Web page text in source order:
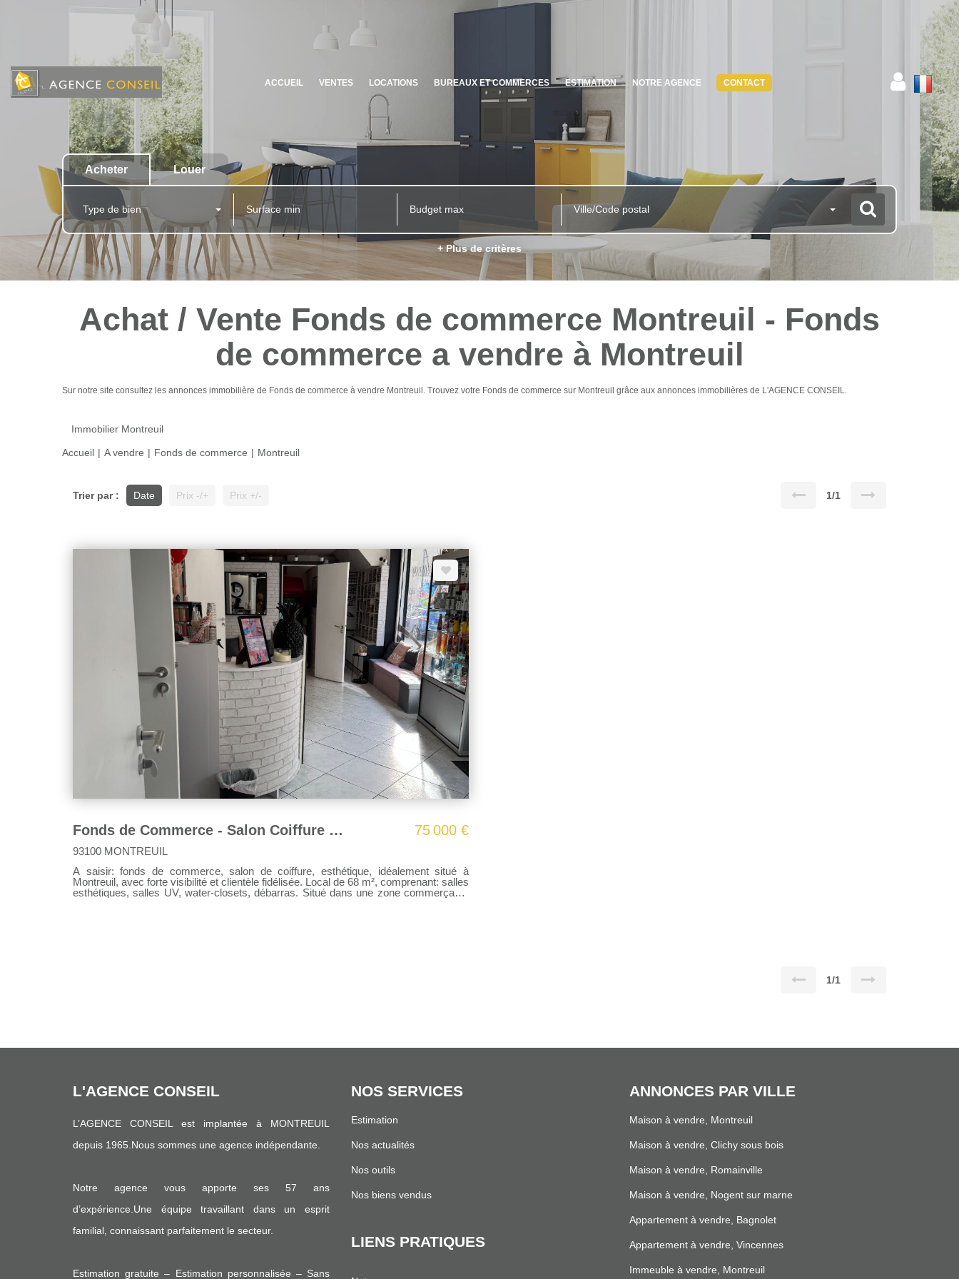
ACCUEIL VENTES LOCATIONS BUREAUX ET COMMERCES ESTIMATION NOTRE AGENCE CONTACT
Acheter Louer
Type de bien Ville/Code postal
+ Plus de critères
Achat / Vente Fonds de commerce Montreuil - Fonds
de commerce a vendre à Montreuil
Sur notre site consultez les annonces immobilière de Fonds de commerce à vendre Montreuil. Trouvez votre Fonds de commerce sur Montreuil grâce aux annonces immobilières de L'AGENCE CONSEIL.
Immobilier Montreuil
Accueil A vendre Fonds de commerce Montreuil
Trier par : Date Prix -/+ Prix +/- 1/1
Fonds de Commerce - Salon Coiffure et Esthétique 75 000 €
93100 MONTREUIL
A saisir: fonds de commerce, salon de coiffure, esthétique, idéalement situé à
Montreuil, avec forte visibilité et clientèle fidélisée. Local de 68 m², comprenant: salles
esthétiques, salles UV, water-closets, débarras. Situé dans une zone commerçante
1/1
L'AGENCE CONSEIL
L’AGENCE CONSEIL est implantée à MONTREUIL
depuis 1965.Nous sommes une agence indépendante.
Notre agence vous apporte ses 57 ans
d’expérience.Une équipe travaillant dans un esprit
familial, connaissant parfaitement le secteur.
Estimation gratuite – Estimation personnalisée – Sans
NOS SERVICES
Estimation
Nos actualités
Nos outils
Nos biens vendus
LIENS PRATIQUES
ANNONCES PAR VILLE
Maison à vendre, Montreuil
Maison à vendre, Clichy sous bois
Maison à vendre, Romainville
Maison à vendre, Nogent sur marne
Appartement à vendre, Bagnolet
Appartement à vendre, Vincennes
Immeuble à vendre, Montreuil